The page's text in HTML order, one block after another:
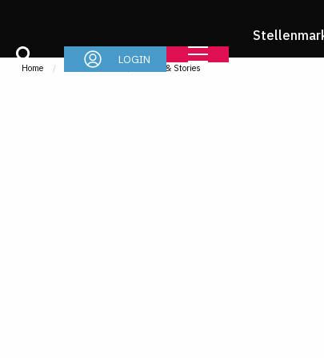
LOGIN
Home Referendariat News & Stories